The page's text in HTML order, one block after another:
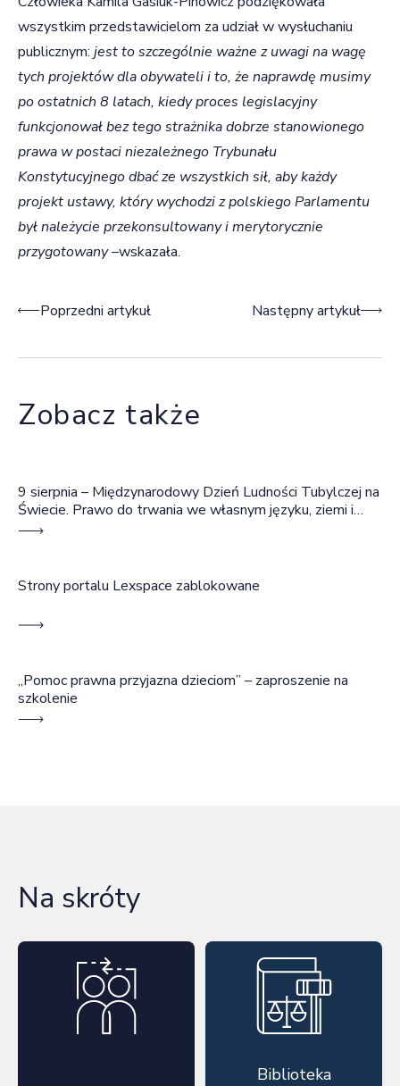
wszystkim przedstawicielom za udział w wysłuchaniu
publicznym: jest to szczególnie ważne z uwagi na wagę
tych projektów dla obywateli i to, że naprawdę musimy
po ostatnich 8 latach, kiedy proces legislacyjny
funkcjonował bez tego strażnika dobrze stanowionego
prawa w postaci niezależnego Trybunału
Konstytucyjnego dbać ze wszystkich sił, aby każdy
projekt ustawy, który wychodzi z polskiego Parlamentu
był należycie przekonsultowany i merytorycznie
przygotowany –wskazała.
Nawigacja wpisu
Poprzedni artykuł Następny artykuł
Zobacz także
9 sierpnia – Międzynarodowy Dzień Ludności Tubylczej na
Świecie. Prawo do trwania we własnym języku, ziemi i
wspólnocie
Strony portalu Lexspace zablokowane
„Pomoc prawna przyjazna dzieciom” – zaproszenie na
szkolenie
Na skróty
Biblioteka